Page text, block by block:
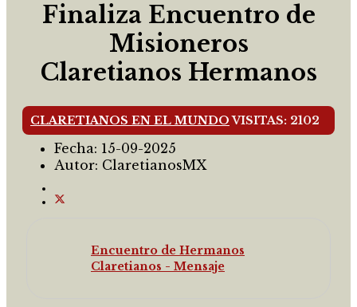
Finaliza Encuentro de
Misioneros
Claretianos Hermanos
CLARETIANOS EN EL MUNDO VISITAS: 2102
Fecha: 15-09-2025
Autor: ClaretianosMX
Encuentro de Hermanos
Claretianos - Mensaje